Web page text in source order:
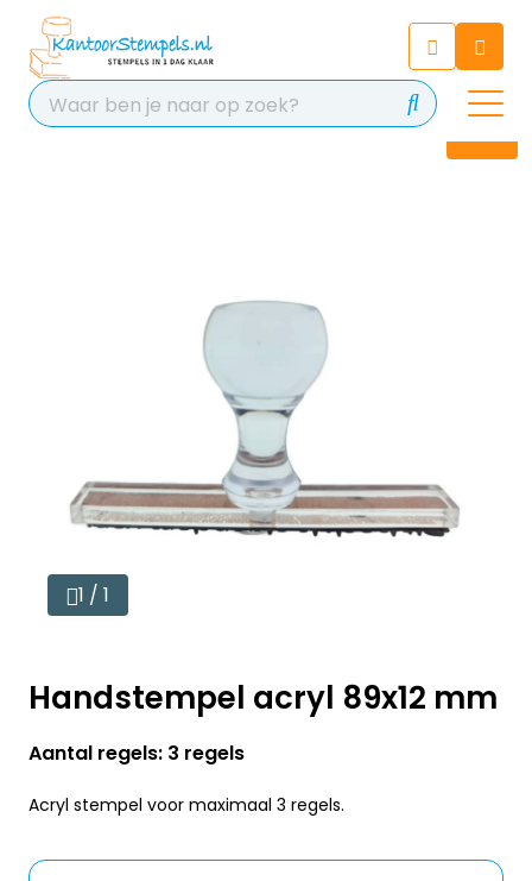
Chat 24/7 met onze chatbot
voor hulp
Contact
1 / 1
Handstempel acryl 89x12 mm
Aantal regels: 3 regels
Acryl stempel voor maximaal 3 regels.